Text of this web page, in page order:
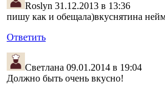
Roslyn 31.12.2013 в 13:36
пишу как и обещала)вкуснятина
Ответить
Светлана 09.01.2014 в 19:04
Должно быть очень вкусно!